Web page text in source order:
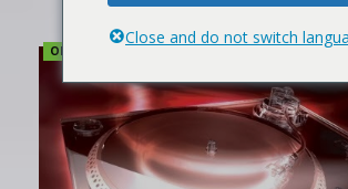
OFERTA LIMITADA.
Close and do not switch